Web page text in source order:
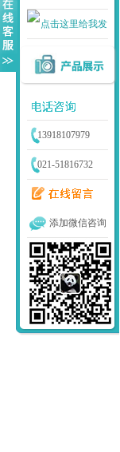
13918107979
021-51816732
添加微信咨询